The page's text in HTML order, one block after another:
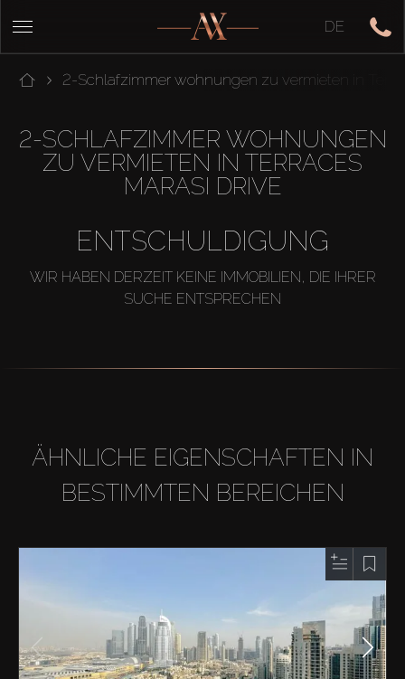
DE
2-Schlafzimmer wohnungen zu vermieten in
2-SCHLAFZIMMER WOHNUNGEN
ZU VERMIETEN IN TERRACES
MARASI DRIVE
ENTSCHULDIGUNG
WIR HABEN DERZEIT KEINE IMMOBILIEN, DIE IHRER
SUCHE ENTSPRECHEN
ÄHNLICHE EIGENSCHAFTEN IN
BESTIMMTEN BEREICHEN